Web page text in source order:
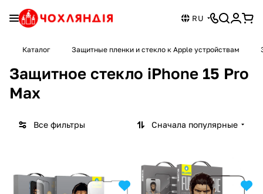
RU
Каталог Защитные пленки и стекло к Apple устройствам
Защитное стекло iPhone 15 Pro
Max
Все фильтры Сначала популярные